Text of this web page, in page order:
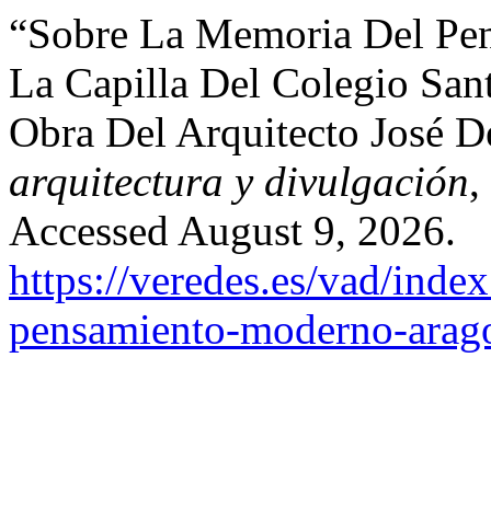
“Sobre La Memoria Del
La Capilla Del Colegio
Obra Del Arquitecto José
arquitectura y divulgación,
Accessed August 9, 2026.
https://veredes.es/vad/
pensamiento-moderno-